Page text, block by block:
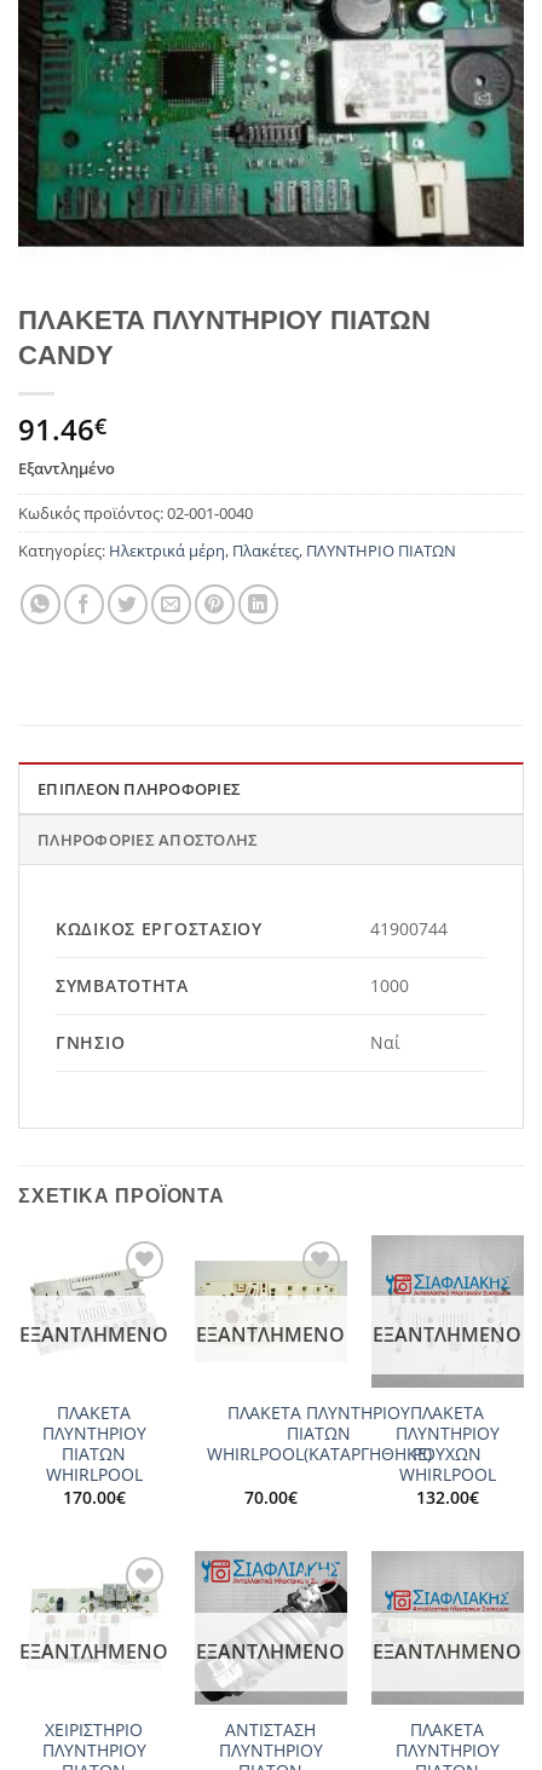
ΠΛΑΚΕΤΑ ΠΛΥΝΤΗΡΙΟΥ ΠΙΑΤΩΝ
CANDY
91.46€
Εξαντλημένο
Κωδικός προϊόντος:02-001-0040
Κατηγορίες: Ηλεκτρικά μέρη, Πλακέτες, ΠΛΥΝΤΗΡΙΟ ΠΙΑΤΩΝ
ΕΠΙΠΛΈΟΝ ΠΛΗΡΟΦΟΡΊΕΣ
ΠΛΗΡΟΦΟΡΊΕΣ ΑΠΟΣΤΟΛΉΣ
ΚΩΔΙΚΌΣ ΕΡΓΟΣΤΑΣΊΟΥ 41900744
ΣΥΜΒΑΤΌΤΗΤΑ 1000
ΓΝΉΣΙΟ Ναί
ΣΧΕΤΙΚΆ ΠΡΟΪΌΝΤΑ
Add to
wishlist
ΕΞΑΝΤΛΗΜΈΝΟ
ΠΛΑΚΕΤΑ
ΠΛΥΝΤΗΡΙΟΥ
ΠΙΑΤΩΝ
WHIRLPOOL
170.00€
Add to
ΕΞΑΝΤΛΗΜΈΝΟ
ΠΛΑΚΕΤΑ ΠΛΥΝΤΗΡΙΟΥ
ΠΙΑΤΩΝ
WHIRLPOOL(ΚΑΤΑΡΓΗΘΗΚΕ)
70.00€
Add to
wishlist
ΕΞΑΝΤΛΗΜΈΝΟ
ΠΛΑΚΕΤΑ
ΠΛΥΝΤΗΡΙΟΥ
ΡΟΥΧΩΝ
WHIRLPOOL
132.00€
Add to
wishlist
ΕΞΑΝΤΛΗΜΈΝΟ
ΧΕΙΡΙΣΤΗΡΙΟ
ΠΛΥΝΤΗΡΙΟΥ
Add to
wishlist
ΕΞΑΝΤΛΗΜΈΝΟ
ΑΝΤΙΣΤΑΣΗ
ΠΛΥΝΤΗΡΙΟΥ
Add to
ΕΞΑΝΤΛΗΜΈΝΟ
ΠΛΑΚΕΤΑ
ΠΛΥΝΤΗΡΙΟΥ